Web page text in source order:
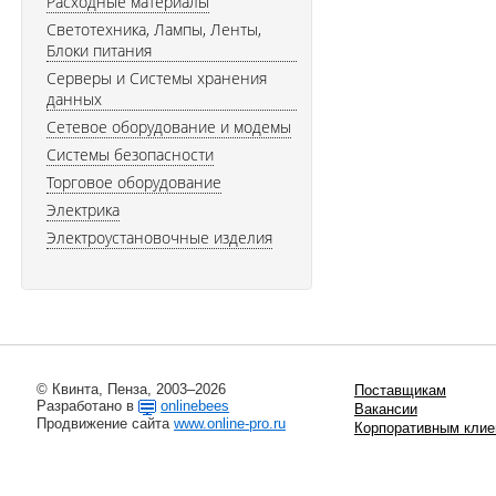
Светотехника, Лампы, Ленты,
Блоки питания
Серверы и Системы хранения
данных
Сетевое оборудование и модемы
Системы безопасности
Торговое оборудование
Электрика
Электроустановочные изделия
© Квинта, Пенза, 2003–2026
Разработано в
onlinebees
Продвижение сайтаwww.online-pro.ru
Поставщикам
Вакансии
Корпоративным